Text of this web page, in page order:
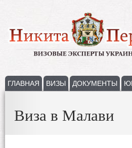
ГЛАВНАЯ ВИЗЫ ДОКУМЕНТЫ
Виза в Малави